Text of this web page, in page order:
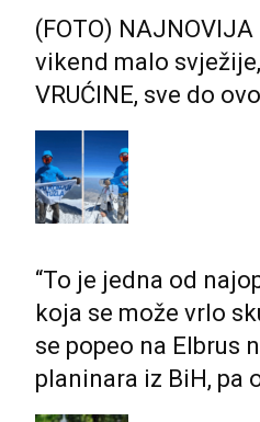
(FOTO) NAJNOVIJA
vikend malo
VRUĆINE, sve do
“To je jedna od
koja se može vrlo
se popeo na Elbrus
planinara iz BiH, pa